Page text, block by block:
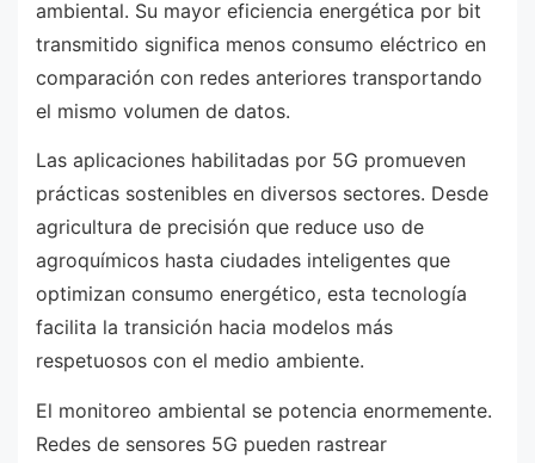
ambiental. Su mayor eficiencia energética por bit
transmitido significa menos consumo eléctrico en
comparación con redes anteriores transportando
el mismo volumen de datos.
Las aplicaciones habilitadas por 5G promueven
prácticas sostenibles en diversos sectores. Desde
agricultura de precisión que reduce uso de
agroquímicos hasta ciudades inteligentes que
optimizan consumo energético, esta tecnología
facilita la transición hacia modelos más
respetuosos con el medio ambiente.
El monitoreo ambiental se potencia enormemente.
Redes de sensores 5G pueden rastrear